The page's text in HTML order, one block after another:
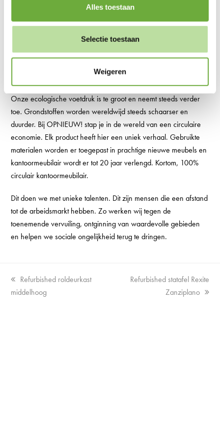
Alles toestaan
Selectie toestaan
Weigeren
Onze ecologische voetdruk is te groot en neemt steeds verder
toe. Grondstoffen worden wereldwijd steeds schaarser en
duurder. Bij OPNIEUW! stap je in de wereld van een circulaire
economie. Elk product heeft hier een uniek verhaal. Gebruikte
materialen worden er toegepast in prachtige nieuwe meubels en
kantoormeubilair wordt er tot 20 jaar verlengd. Kortom, 100%
circulair kantoormeubilair.
Dit doen we met unieke talenten. Dit zijn mensen die een afstand
tot de arbeidsmarkt hebben. Zo werken wij tegen de
toenemende vervuiling, ontginning van waardevolle gebieden
en helpen we sociale ongelijkheid terug te dringen.
Vorige
tab:
Refurbished roldeurkast
middelhoog
next
Refurbished statafel Rexite
Zanziplano